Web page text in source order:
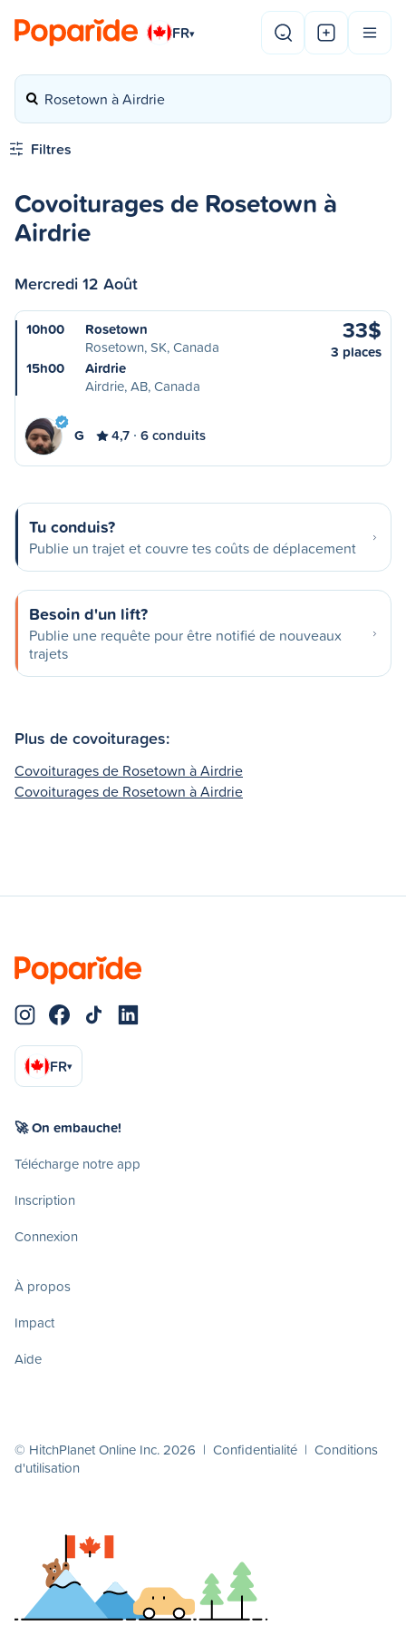
FR▾
Rosetown à Airdrie
Filtres
Covoiturages de Rosetown à
Airdrie
Mercredi 12 Août
10h00
Rosetown
Rosetown, SK, Canada
15h00
Airdrie
Airdrie, AB, Canada
33$
3 places
G 4,7 6 conduits
Tu conduis?
Publie un trajet et couvre tes coûts de déplacement
Besoin d'un lift?
Publie une requête pour être notifié de nouveaux
trajets
Plus de covoiturages:
Covoiturages de Rosetown à Airdrie
Covoiturages de Rosetown à Airdrie
FR▾
🚀 On embauche!
Télécharge notre app
Inscription
Connexion
À propos
Impact
Aide
© HitchPlanet Online Inc. 2026 | Confidentialité | Conditions
d'utilisation